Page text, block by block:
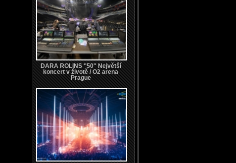
DARA ROLINS ''50'' Největší
koncert v životě / O2 arena
Prague